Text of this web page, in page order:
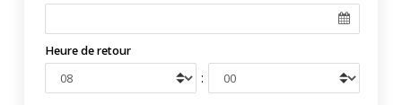
Heure de retour
: